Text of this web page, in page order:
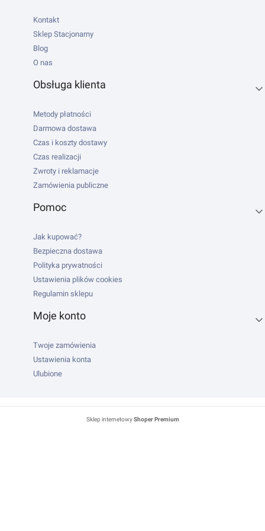
Kontakt
Sklep Stacjonarny
Blog
O nas
Obsługa klienta
Metody płatności
Darmowa dostawa
Czas i koszty dostawy
Czas realizacji
Zwroty i reklamacje
Zamówienia publiczne
Pomoc
Jak kupować?
Bezpieczna dostawa
Polityka prywatności
Ustawienia plików cookies
Regulamin sklepu
Moje konto
Twoje zamówienia
Ustawienia konta
Ulubione
Sklep internetowyShoper Premium